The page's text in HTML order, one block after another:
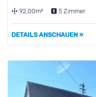
92,00m² 5 Zimmer
DETAILS ANSCHAUEN »